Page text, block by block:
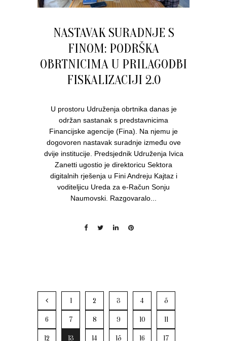
NASTAVAK SURADNJE S
FINOM: PODRŠKA
OBRTNICIMA U PRILAGODBI
FISKALIZACIJI 2.0
U prostoru Udruženja obrtnika danas je
održan sastanak s predstavnicima
Financijske agencije (Fina). Na njemu je
dogovoren nastavak suradnje između ove
dvije institucije. Predsjednik Udruženja Ivica
Zanetti ugostio je direktoricu Sektora
digitalnih rješenja u Fini Andreju Kajtaz i
voditeljicu Ureda za e-Račun Sonju
Naumovski. Razgovaralo...
1 2 3 4 5
6 7 8 9 10 11
12 13 14 15 16 17